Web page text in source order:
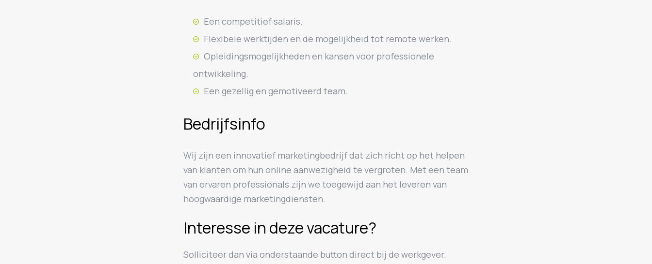
Een competitief salaris.
Flexibele werktijden en de mogelijkheid tot remote werken.
Opleidingsmogelijkheden en kansen voor professionele
ontwikkeling.
Een gezellig en gemotiveerd team.
Bedrijfsinfo
Wij zijn een innovatief marketingbedrijf dat zich richt op het helpen
van klanten om hun online aanwezigheid te vergroten. Met een team
van ervaren professionals zijn we toegewijd aan het leveren van
hoogwaardige marketingdiensten.
Interesse in deze vacature?
Solliciteer dan via onderstaande button direct bij de werkgever.